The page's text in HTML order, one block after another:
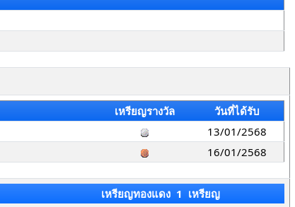
เหรียญรางวัล
วันที่ได้รับ
13/01/2568
16/01/2568
เหรียญทองแดง 1 เหรียญ